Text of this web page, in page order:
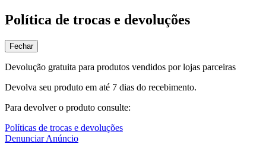
Política de trocas e devoluções
Fechar
Devolução gratuita para produtos vendidos por lojas parceiras
Devolva seu produto em até 7 dias do recebimento.
Para devolver o produto consulte:
Políticas de trocas e devoluções
Denunciar Anúncio